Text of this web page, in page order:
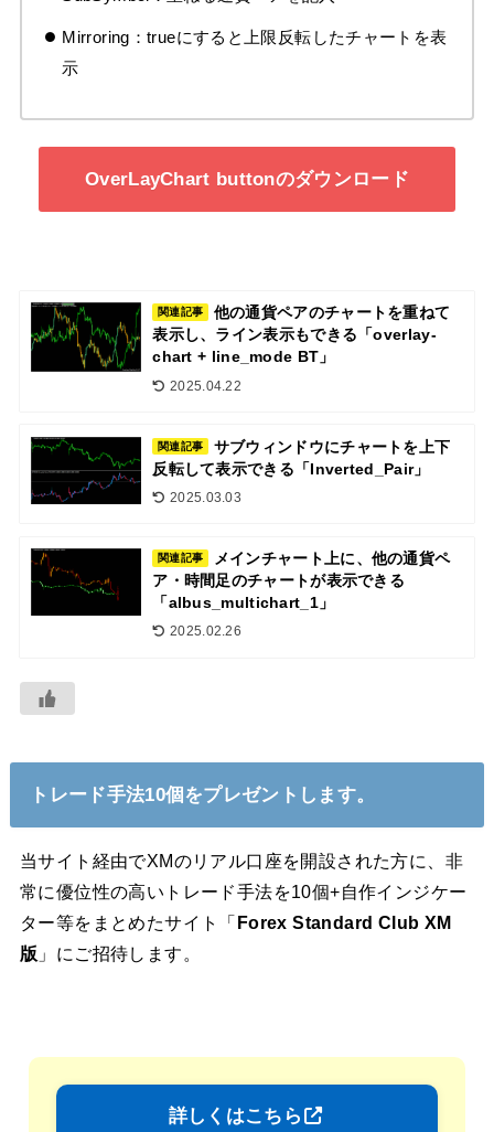
Mirroring：trueにすると上限反転したチャートを表
示
OverLayChart buttonのダウンロード
関連記事
他の通貨ペアのチャートを重ねて
表示し、ライン表示もできる「overlay-
chart + line_mode BT」
2025.04.22
関連記事
サブウィンドウにチャートを上下
反転して表示できる「Inverted_Pair」
2025.03.03
関連記事
メインチャート上に、他の通貨ペ
ア・時間足のチャートが表示できる
「albus_multichart_1」
2025.02.26
トレード手法10個をプレゼントします。
当サイト経由でXMのリアル口座を開設された方に、非
常に優位性の高いトレード手法を10個+自作インジケー
ター等をまとめたサイト「 Forex Standard Club XM
版 」にご招待します。
詳しくはこちら